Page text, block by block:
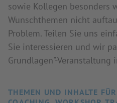
sowie Kollegen besonders
Wunschthemen nicht
Problem. Teilen Sie uns
Sie interessieren und wir
Grundlagen"-Veranstaltung
THEMEN UND INHALTE